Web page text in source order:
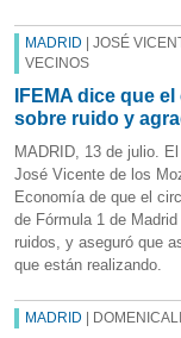
MADRID | JOSÉ
VECINOS
IFEMA dice que
sobre ruido y
MADRID, 13 de julio.
José Vicente de los
Economía de que el
de Fórmula 1 de
ruidos, y aseguró que
que están realizando.
MADRID |